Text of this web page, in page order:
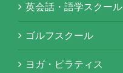
英会話・語学スクール
ゴルフスクール
ヨガ・ピラティス